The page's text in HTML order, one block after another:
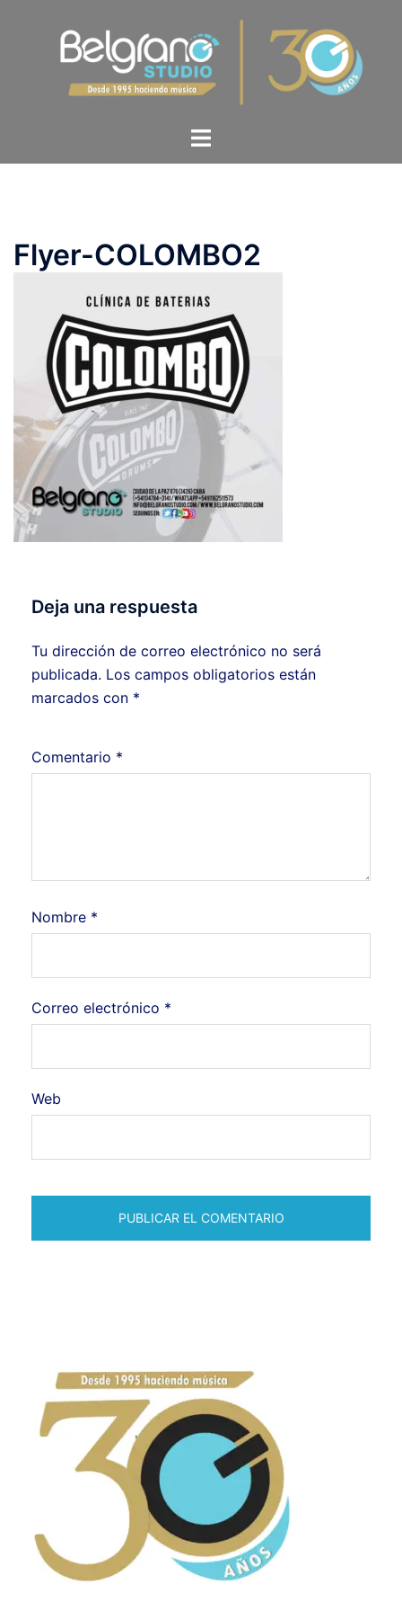
Flyer-COLOMBO2
Deja una respuesta
Tu dirección de correo electrónico no será
publicada. Los campos obligatorios están
marcados con *
Comentario *
Nombre *
Correo electrónico *
Web